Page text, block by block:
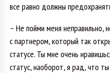
все равно должны
– Не пойми меня неправильно,
с партнером, который так
статусе. Ты мне очень
статус, наоборот, я рад, что